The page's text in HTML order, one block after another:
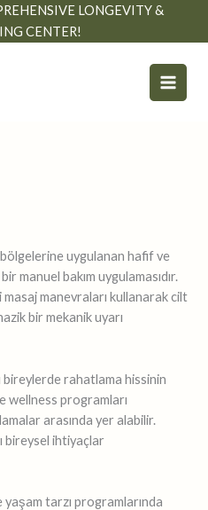
LONGEVITY &
CENTER!
uygulanan hafif ve
manuel bakım uygulamasıdır.
manevraları kullanarak cilt
bir mekanik uyarı
bireylerde rahatlama hissinin
wellness programları
arasında yer alabilir.
bireysel ihtiyaçlar
tarzı programlarında